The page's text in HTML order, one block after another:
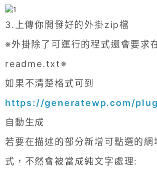
3.上傳你開發好的外掛zip檔
※外掛除了可運行的程式還會要求
readme.txt※
如果不清楚格式可到
https://generatewp.com/
自動生成
若要在描述的部分新增可點選的網
式，不然會被當成純文字處理: